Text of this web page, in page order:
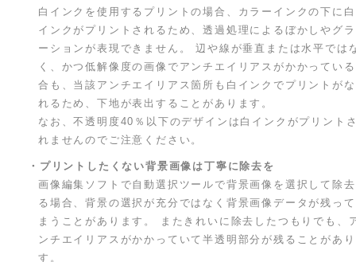
白インクを使用するプリントの場合、カラーインクの下に
インクがプリントされるため、透過処理によるぼかしやグ
ーションが表現できません。 辺や線が垂直または水平では
く、かつ低解像度の画像でアンチエイリアスがかかってい
合も、当該アンチエイリアス箇所も白インクでプリントが
れるため、下地が表出することがあります。
なお、不透明度40％以下のデザインは白インクがプリント
れませんのでご注意ください。
・プリントしたくない背景画像は丁寧に除去を
画像編集ソフトで自動選択ツールで背景画像を選択して除
る場合、背景の選択が充分ではなく背景画像データが残っ
まうことがあります。 またきれいに除去したつもりでも、
ンチエイリアスがかかっていて半透明部分が残ることがあ
す。